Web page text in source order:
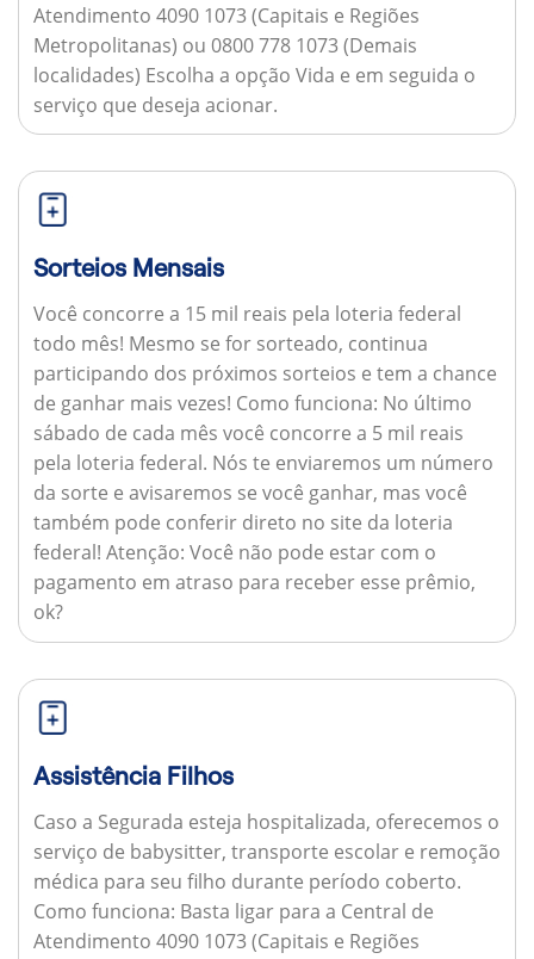
Atendimento 4090 1073 (Capitais e Regiões
Metropolitanas) ou 0800 778 1073 (Demais
localidades) Escolha a opção Vida e em seguida o
serviço que deseja acionar.
Sorteios Mensais
Você concorre a 15 mil reais pela loteria federal
todo mês! Mesmo se for sorteado, continua
participando dos próximos sorteios e tem a chance
de ganhar mais vezes! Como funciona: No último
sábado de cada mês você concorre a 5 mil reais
pela loteria federal. Nós te enviaremos um número
da sorte e avisaremos se você ganhar, mas você
também pode conferir direto no site da loteria
federal! Atenção: Você não pode estar com o
pagamento em atraso para receber esse prêmio,
ok?
Assistência Filhos
Caso a Segurada esteja hospitalizada, oferecemos o
serviço de babysitter, transporte escolar e remoção
médica para seu filho durante período coberto.
Como funciona: Basta ligar para a Central de
Atendimento 4090 1073 (Capitais e Regiões